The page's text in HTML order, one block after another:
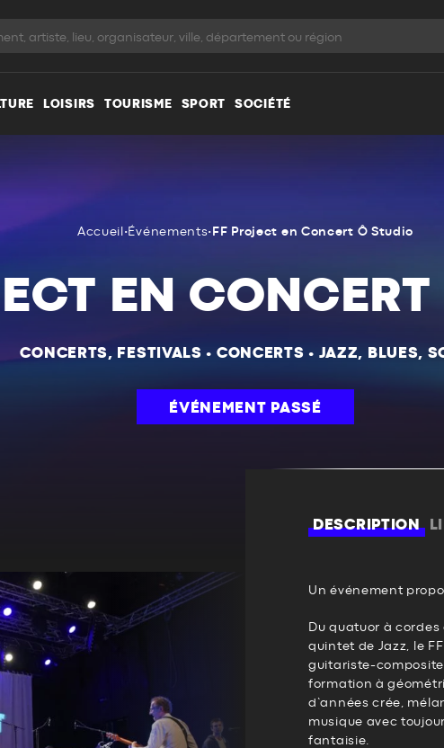
LOISIRS TOURISME SPORT SOCIÉTÉ
Accueil •Événements• FF Project en Concert Ô Studio
EN
CONCERTS, FESTIVALS • CONCERTS • JAZZ, BLUES,
ÉVÉNEMENT PASSÉ
DESCRIPTION
Un événement
Du quatuor à
quintet de Jazz, le
guitariste-
formation à
d’années crée,
musique avec
fantaisie.